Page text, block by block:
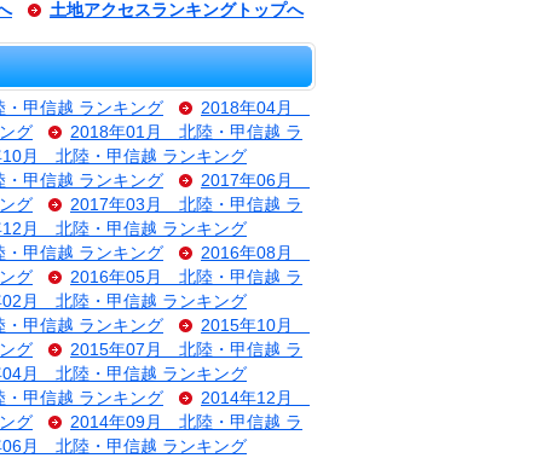
土地アクセスランキングトップへ
甲信越 ランキング
2018年04月
グ
2018年01月 北陸・甲信越 ラ
10月 北陸・甲信越 ランキング
甲信越 ランキング
2017年06月
グ
2017年03月 北陸・甲信越 ラ
12月 北陸・甲信越 ランキング
甲信越 ランキング
2016年08月
グ
2016年05月 北陸・甲信越 ラ
02月 北陸・甲信越 ランキング
甲信越 ランキング
2015年10月
グ
2015年07月 北陸・甲信越 ラ
04月 北陸・甲信越 ランキング
甲信越 ランキング
2014年12月
グ
2014年09月 北陸・甲信越 ラ
06月 北陸・甲信越 ランキング